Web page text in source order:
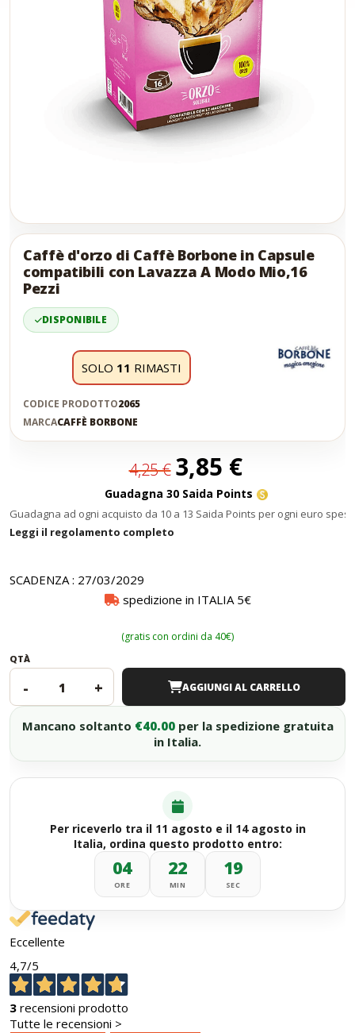
Skip
to
the
end
the
images
gallery
Caffè d'orzo di Caffè Borbone in Capsule
compatibili con Lavazza A Modo Mio,16
Pezzi
DISPONIBILE
SOLO 11 RIMASTI
CODICE PRODOTTO2065
MARCACAFFÈ BORBONE
4,25 €
Prezzo
speciale
3,85 €
Guadagna 30 Saida Points
Guadagna ad ogni acquisto da 10 a 13 Saida Points per ogni euro
Leggi il regolamento completo
SCADENZA : 27/03/2029
spedizione in ITALIA 5€
(gratis con ordini da 40€)
QTÀ
- + AGGIUNGI AL CARRELLO
Mancano soltanto €40.00per la spedizione gratuita
in Italia.
Per riceverlo tra il 11 agosto e il 14 agosto in
Italia, ordina questo prodotto entro:
04
ORE
22
MIN
19
SEC
Eccellente
4,7/5
3 recensioni prodotto
Tutte le recensioni >